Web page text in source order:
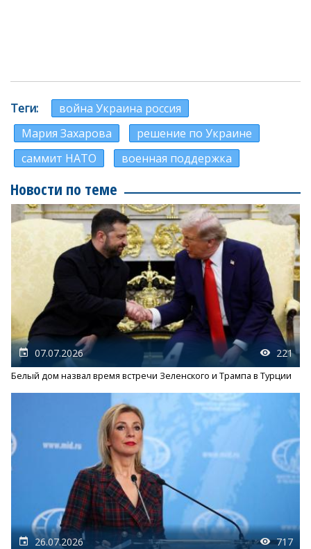
Теги
война Украина россия
Мария Захарова
решение по Украине
саммит НАТО
военная поддержка
Новости по теме
07.07.2026 221
Белый дом назвал время встречи Зеленского и Трампа в Турции
26.07.2026 717